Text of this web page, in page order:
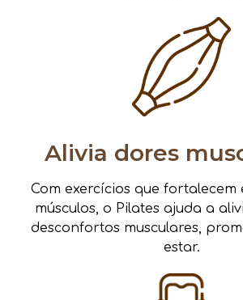
Alivia dores
Com exercícios que fortalecem
músculos, o Pilates ajuda a
desconfortos musculares,
estar.